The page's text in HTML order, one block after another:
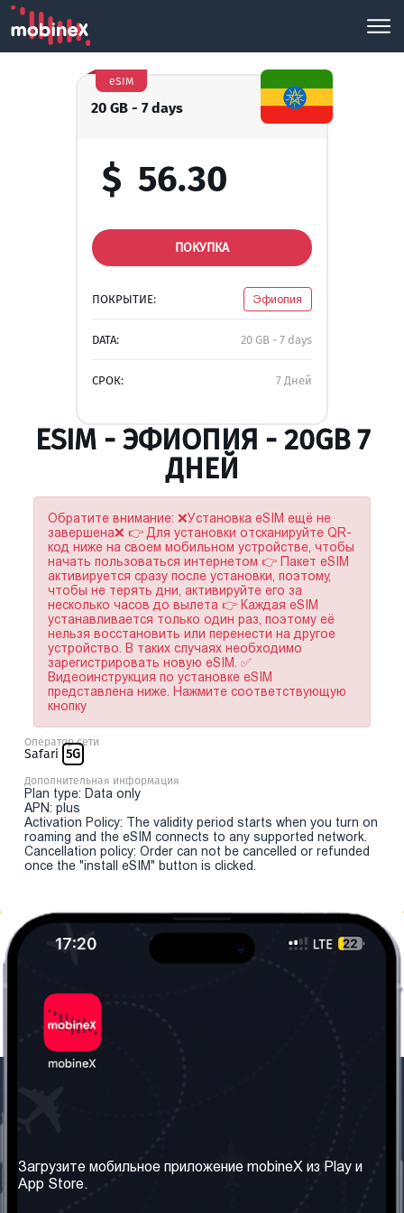
20 GB - 7 days
eSIM
$ 56.30
ПОКУПКА
ПОКРЫТИЕ: Эфиопия
DATA: 20 GB - 7 days
СРОК: 7 Дней
ESIM - ЭФИОПИЯ - 20GB 7
ДНЕЙ
Обратите внимание: ❌Установка eSIM ещё не
завершена❌ 👉 Для установки отсканируйте QR-
код ниже на своем мобильном устройстве, чтобы
начать пользоваться интернетом 👉 Пакет eSIM
активируется сразу после установки, поэтому,
чтобы не терять дни, активируйте его за
несколько часов до вылета 👉 Каждая eSIM
устанавливается только один раз, поэтому её
нельзя восстановить или перенести на другое
устройство. В таких случаях необходимо
зарегистрировать новую eSIM. ✅
Видеоинструкция по установке eSIM
представлена ниже. Нажмите соответствующую
кнопку
Оператор сети
Safari 5G
Дополнительная информация
Plan type: Data only
APN: plus
Activation Policy: The validity period starts when you turn on
roaming and the eSIM connects to any supported network.
Cancellation policy: Order can not be cancelled or refunded
once the "install eSIM" button is clicked.
Наши сервисы
Правила и Условия
Загрузите мобильное приложение mobineX из Play и
App Store.